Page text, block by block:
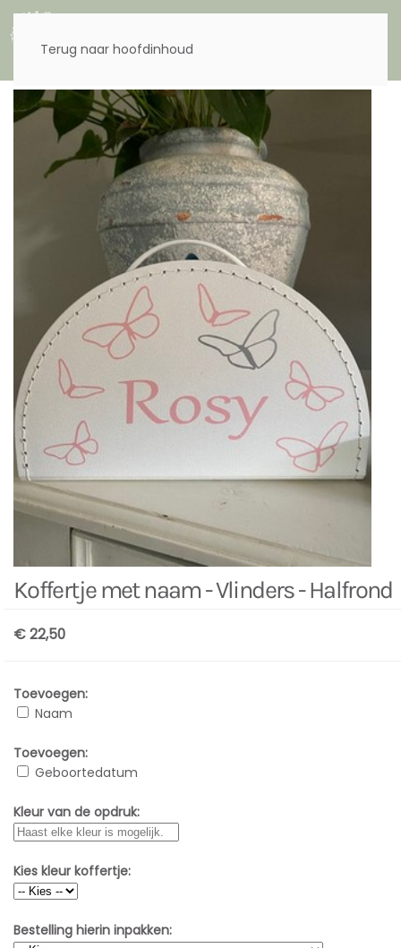
Terug naar hoofdinhoud
Koffertje met naam - Vlinders - Halfrond
€ 22,50
Toevoegen:
Naam
Toevoegen:
Geboortedatum
Kleur van de opdruk:
Kies kleur koffertje:
Bestelling hierin inpakken: